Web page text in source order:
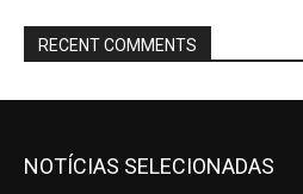
RECENT COMMENTS
NOTÍCIAS SELECIONADAS